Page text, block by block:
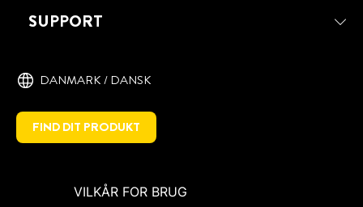
SUPPORT
DANMARK / DANSK
FIND DIT PRODUKT
VILKÅR FOR BRUG